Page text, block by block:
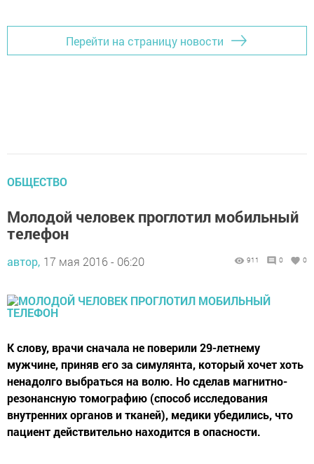
Перейти на страницу новости
ОБЩЕСТВО
Молодой человек проглотил мобильный
телефон
автор, 17 мая 2016 - 06:20 911 0 0
К слову, врачи сначала не поверили 29-летнему
мужчине, приняв его за симулянта, который хочет хоть
ненадолго выбраться на волю. Но сделав магнитно-
резонансную томографию (способ исследования
внутренних органов и тканей), медики убедились, что
пациент действительно находится в опасности.